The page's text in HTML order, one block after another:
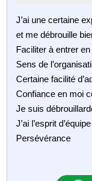
J’ai une certaine
et me débrouille
Faciliter à entrer
Sens de
Certaine facilité
Confiance en moi
Je suis
J’ai l’esprit d’équipe
Persévérance